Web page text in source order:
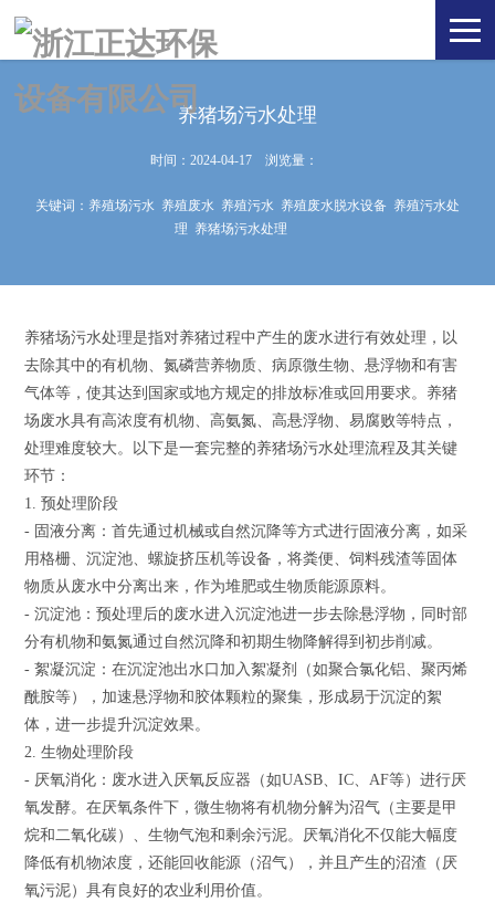
养猪场污水处理
时间：2024-04-17 浏览量：
关键词： 养殖场污水 养殖废水 养殖污水 养殖废水脱水设备 养殖污水处
理 养猪场污水处理
养猪场污水处理是指对养猪过程中产生的废水进行有效处理，以
去除其中的有机物、氮磷营养物质、病原微生物、悬浮物和有害
气体等，使其达到国家或地方规定的排放标准或回用要求。养猪
场废水具有高浓度有机物、高氨氮、高悬浮物、易腐败等特点，
处理难度较大。以下是一套完整的养猪场污水处理流程及其关键
环节：
1. 预处理阶段
- 固液分离 ：首先通过机械或自然沉降等方式进行固液分离，如采
用格栅、沉淀池、螺旋挤压机等设备，将粪便、饲料残渣等固体
物质从废水中分离出来，作为堆肥或生物质能源原料。
- 沉淀池：预处理后的废水进入沉淀池进一步去除悬浮物，同时部
分有机物和氨氮通过自然沉降和初期生物降解得到初步削减。
- 絮凝沉淀：在沉淀池出水口加入絮凝剂（如聚合氯化铝、聚丙烯
酰胺等），加速悬浮物和胶体颗粒的聚集，形成易于沉淀的絮
体，进一步提升沉淀效果。
2. 生物处理阶段
- 厌氧消化：废水进入厌氧反应器（如UASB、IC、AF等）进行厌
氧发酵。在厌氧条件下，微生物将有机物分解为沼气（主要是甲
烷和二氧化碳）、生物气泡和剩余污泥。厌氧消化不仅能大幅度
降低有机物浓度，还能回收能源（沼气），并且产生的沼渣（厌
氧污泥）具有良好的农业利用价值。